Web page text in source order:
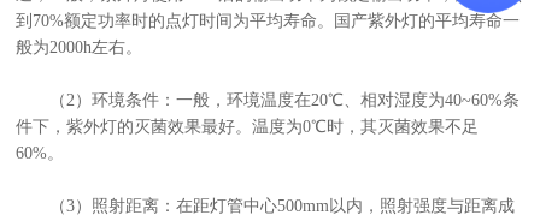
到70%额定功率时的点灯时间为平均寿命。国产紫外灯的平均寿命一
般为2000h左右。
（2）环境条件：一般，环境温度在20℃、相对湿度为40~60%条
件下，紫外灯的灭菌效果最好。温度为0℃时，其灭菌效果不足
60%。
（3）照射距离：在距灯管中心500mm以内，照射强度与距离成